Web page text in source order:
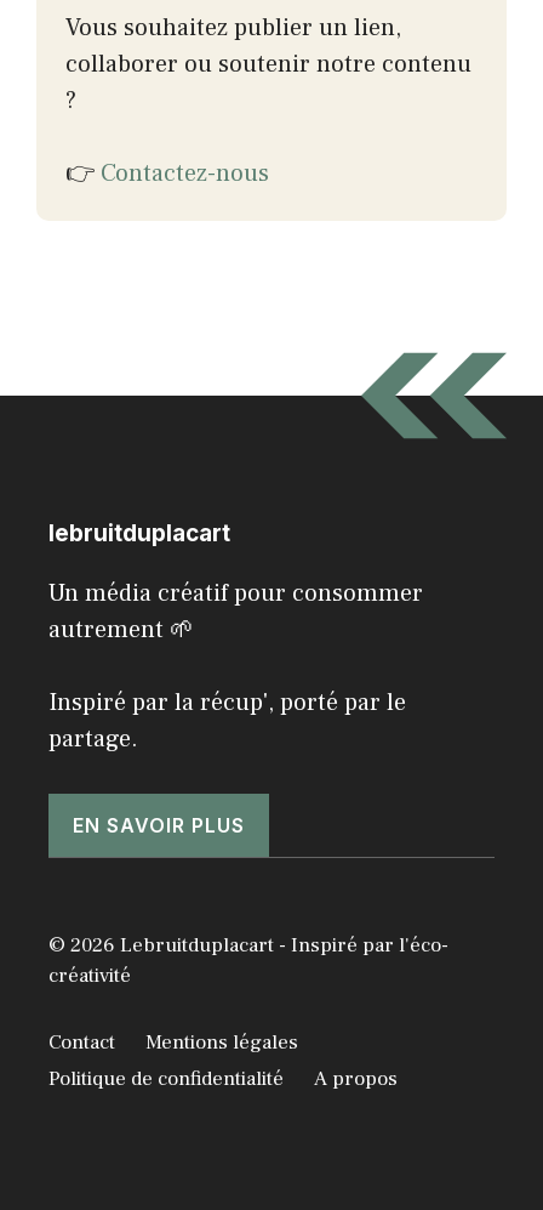
Vous souhaitez publier un lien,
collaborer ou soutenir notre contenu
?
👉 Contactez-nous
lebruitduplacart
Un média créatif pour consommer
autrement 🌱
Inspiré par la récup', porté par le
partage.
EN SAVOIR PLUS
© 2026 Lebruitduplacart - Inspiré par l'éco-
créativité
Contact
Mentions légales
Politique de confidentialité
A propos